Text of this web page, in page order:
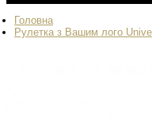
Головна
Рулетка з Вашим лого